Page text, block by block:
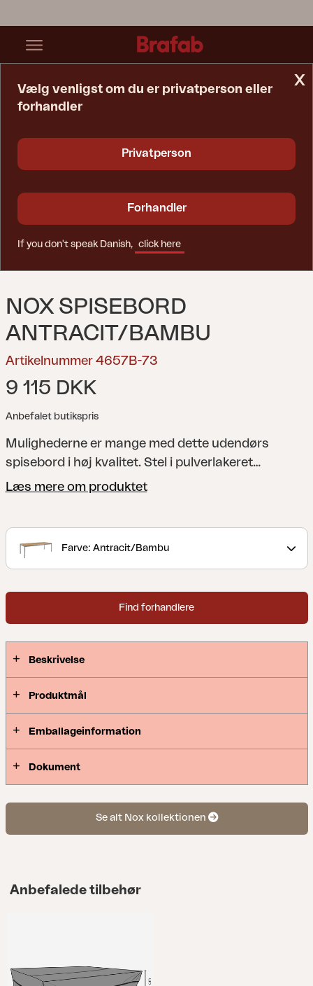
NOX SPISEBORD
ANTRACIT/BAMBU
Artikelnummer 4657B-73
9 115 DKK
Anbefalet butikspris
Mulighederne er mange med dette udendørs
spisebord i høj kvalitet. Stel i pulverlakeret
aluminium og bordplade i smuk bambus. Bambus
Læs mere om produktet
Farve: Antracit/Bambu
Find forhandlere
Beskrivelse
Produktmål
Emballageinformation
Dokument
Se alt Nox kollektionen
Anbefalede tilbehør
x
Vælg venligst om du er privatperson eller
forhandler
Privatperson
Forhandler
If you don't speak Danish, click here